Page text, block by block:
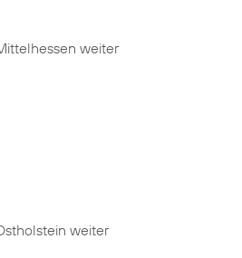
weiter
weiter